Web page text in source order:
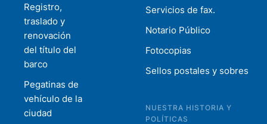
Registro,
traslado y
renovación
del título del
barco
Pegatinas de
vehículo de la
ciudad
Servicios de fax.
Notario Público
Fotocopias
Sellos postales y sobres
NUESTRA HISTORIA Y
POLÍTICAS